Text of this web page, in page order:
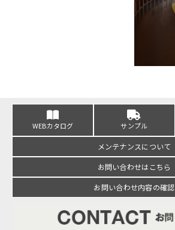
WEBカタログ サンプル
メンテナンスについて
お問い合わせはこちら
お問い合わせ内容の確認